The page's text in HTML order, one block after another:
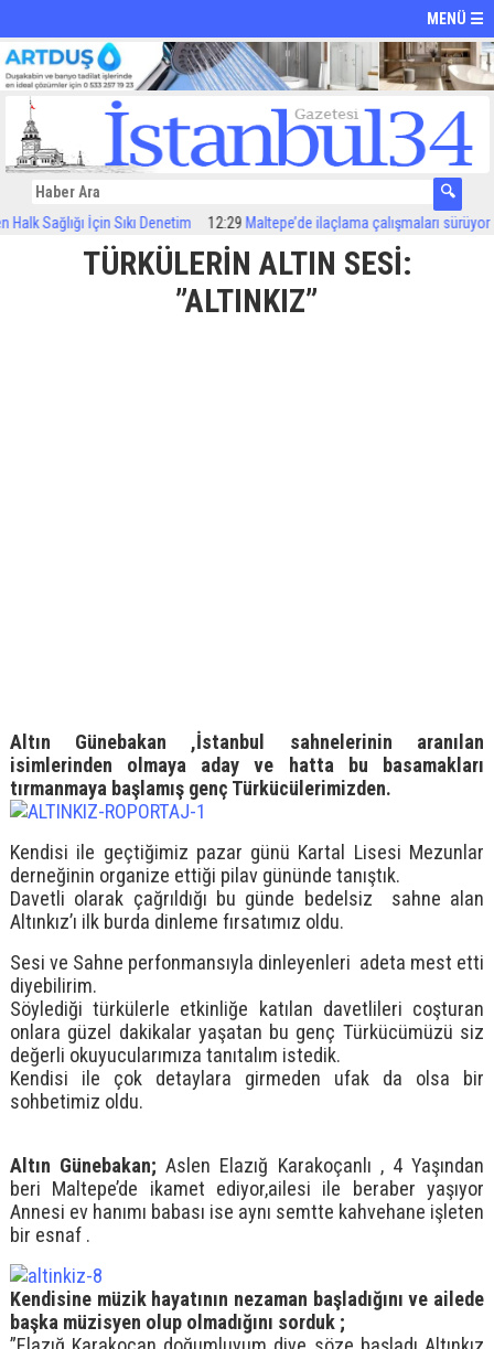
MENÜ ☰
İçin Sıkı Denetim 12:29 Maltepe’de ilaçlama çalışmaları sürüyor
TÜRKÜLERİN ALTIN SESİ:
”ALTINKIZ”
Altın Günebakan ,İstanbul sahnelerinin aranılan
isimlerinden olmaya aday ve hatta bu basamakları
tırmanmaya başlamış genç Türkücülerimizden.
Kendisi ile geçtiğimiz pazar günü Kartal Lisesi Mezunlar
derneğinin organize ettiği pilav gününde tanıştık.
Davetli olarak çağrıldığı bu günde bedelsiz sahne alan
Altınkız’ı ilk burda dinleme fırsatımız oldu.
Sesi ve Sahne perfonmansıyla dinleyenleri adeta mest etti
diyebilirim.
Söylediği türkülerle etkinliğe katılan davetlileri coşturan
onlara güzel dakikalar yaşatan bu genç Türkücümüzü siz
değerli okuyucularımıza tanıtalım istedik.
Kendisi ile çok detaylara girmeden ufak da olsa bir
sohbetimiz oldu.
Altın Günebakan; Aslen Elazığ Karakoçanlı , 4 Yaşından
beri Maltepe’de ikamet ediyor,ailesi ile beraber yaşıyor
Annesi ev hanımı babası ise aynı semtte kahvehane işleten
bir esnaf .
Kendisine müzik hayatının nezaman başladığını ve ailede
başka müzisyen olup olmadığını sorduk ;